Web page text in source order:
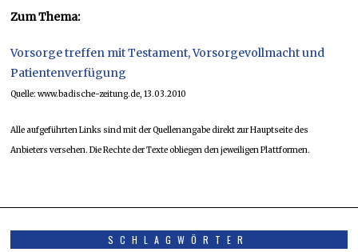
Zum Thema:
Vorsorge treffen mit Testament, Vorsorgevollmacht und
Patientenverfügung
Quelle: www.badische-zeitung.de, 13.03.2010
Alle aufgeführten Links sind mit der Quellenangabe direkt zur Hauptseite des
Anbieters versehen. Die Rechte der Texte obliegen den jeweiligen Plattformen.
SCHLAGWÖRTER